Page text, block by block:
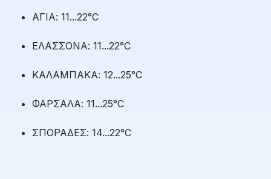
ΑΓΙΑ: 11...22°C
ΕΛΑΣΣΟΝΑ: 11...22°C
ΚΑΛΑΜΠΑΚΑ: 12...25°C
ΦΑΡΣΑΛΑ: 11...25°C
ΣΠΟΡΑΔΕΣ: 14...22°C